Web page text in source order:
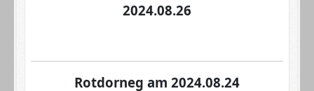
2024.08.26
Rotdorneg am 2024.08.24